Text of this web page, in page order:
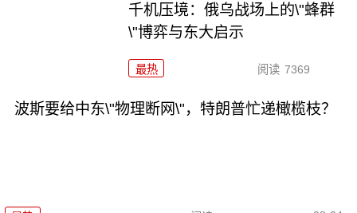
千机压境：俄乌战场上的\"蜂群
\"博弈与东大启示
最热 阅读 7369
波斯要给中东\"物理断网\"，特朗普忙递橄榄枝？